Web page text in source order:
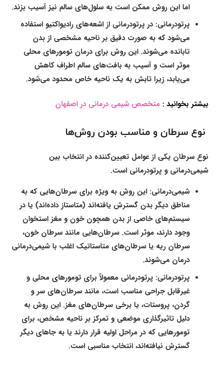
اما این روش ممکن است به سلول‌های سالم نیز آسیب بزند.
پرتودرمانی: در پرتودرمانی از اشعه‌های رادیواکتیو استفاده
می‌شود که به صورت دقیق بر ناحیه مشخصی از بدن
تابانده می‌شوند. این روش برای درمان تومورهای محلی
موثر است و آسیب به بافت‌های سالم اطراف کاهش
می‌یابد، زیرا تابش به یک ناحیه خاص محدود می‌شود.
بیشتر بخوانید :متخصص شیمی درمانی در اصفهان
نوع سرطان و مناسب بودن روش‌ها
نوع سرطان یکی از عوامل تعیین‌کننده در انتخاب بین
شیمی‌درمانی و پرتودرمانی است.
شیمی‌درمانی: این روش به ویژه برای سرطان‌هایی که به
مناطق دیگر بدن گسترش یافته‌اند (متاستاز داده‌اند) یا در
سیستم‌های خاصی از بدن همچون خون و مغز استخوان
وجود دارند، موثر است. سرطان‌هایی مانند سرطان خون،
سرطان ریه یا سرطان‌های متاستاتیک اغلب با شیمی‌درمانی
درمان می‌شوند.
پرتودرمانی: پرتودرمانی معمولاً برای تومورهای محلی و
غیرقابل جراحی مناسب است، مانند سرطان‌های سر و
گردن، پروستات، یا برخی سرطان‌های مغز. این روش به
دلیل تاثیرگذاری موضعی و تمرکز بر ناحیه مشخص، برای
تومورهایی که در مراحل اولیه قرار دارند یا به جاهای دیگر
گسترش نیافته‌اند، انتخاب مناسبی است.